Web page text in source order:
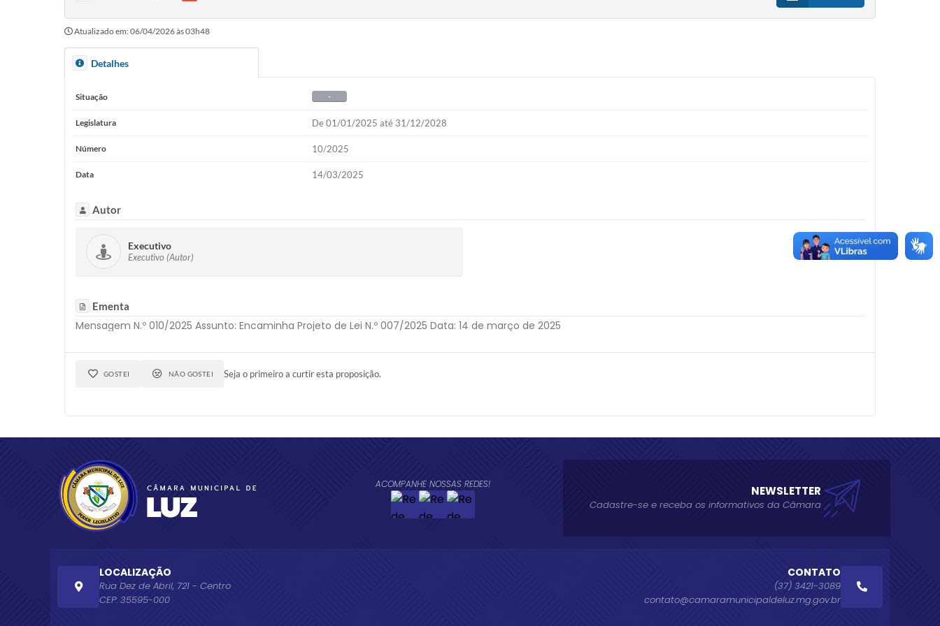
Atualizado em: 06/04/2026 às 03h48
Detalhes
Situação -
Legislatura De 01/01/2025 até 31/12/2028
Número 10/2025
Data 14/03/2025
Autor
Executivo
Executivo (Autor)
Ementa
Mensagem N.º 010/2025 Assunto: Encaminha Projeto de Lei N.º 007/2025 Data: 14 de março de 2025
GOSTEI NÃO GOSTEI Seja o primeiro a curtir esta proposição.
ACOMPANHE NOSSAS REDES!
LOCALIZAÇÃO
Rua Dez de Abril, 721 - Centro
CEP: 35595-000
CONTATO
(37) 3421-3089
contato@camaramunicipaldeluz.mg.gov.br
NEWSLETTER
Cadastre-se e receba os informativos da Câmara